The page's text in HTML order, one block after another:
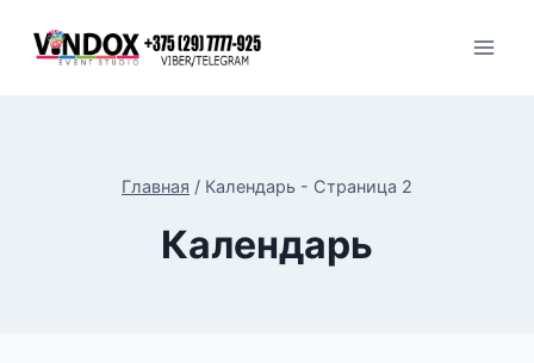
Главная / Календарь - Страница 2
Календарь